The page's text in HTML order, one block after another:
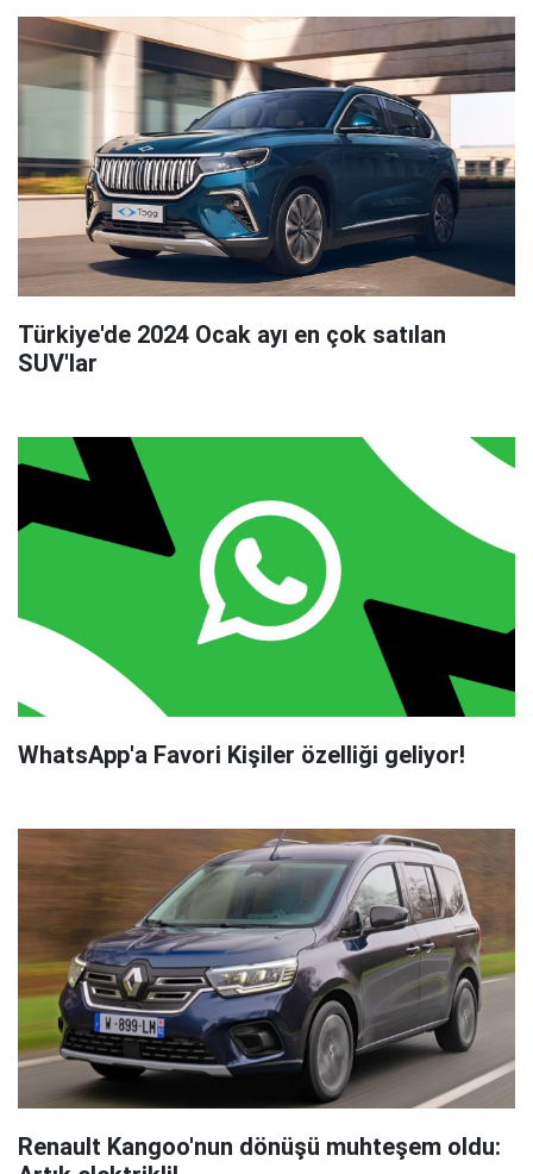
Türkiye'de 2024 Ocak ayı en çok satılan
SUV'lar
WhatsApp'a Favori Kişiler özelliği geliyor!
Renault Kangoo'nun dönüşü muhteşem oldu: